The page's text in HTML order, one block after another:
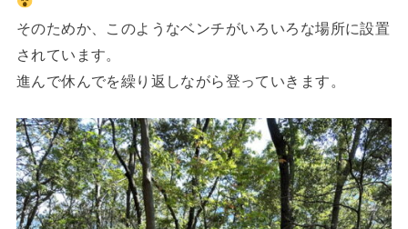
そのためか、このようなベンチがいろいろな場所に設置
されています。
進んで休んでを繰り返しながら登っていきます。